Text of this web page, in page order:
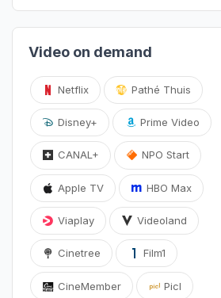
Video on demand
Netflix Pathé Thuis
Disney+ Prime Video
CANAL+ NPO Start
Apple TV HBO Max
Viaplay Videoland
Cinetree Film1
CineMember Picl